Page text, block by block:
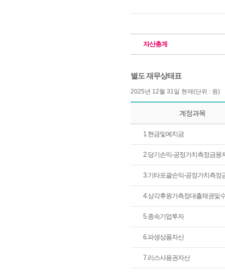
자산총계
별도 재무상태표
2025년 12월 31일 현재(단위 : 원)
계정과목
1.현금및예치금
2.당기손익-공정가치측정금융
3.기타포괄손익-공정가치측정
4.상각후원가측정대출채권및
5.종속기업투자
6.파생상품자산
7.리스사용권자산